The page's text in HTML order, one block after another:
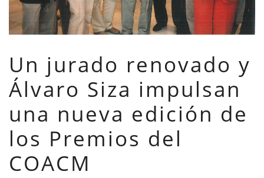
Un jurado renovado y
Álvaro Siza impulsan
una nueva edición de
los Premios del
COACM